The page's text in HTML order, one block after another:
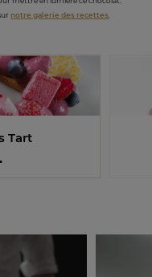
notre galerie des recettes
Tart